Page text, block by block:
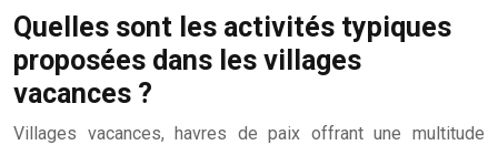
Quelles sont les activités typiques
proposées dans les villages
vacances ?
Villages vacances, havres de paix offrant une multitude